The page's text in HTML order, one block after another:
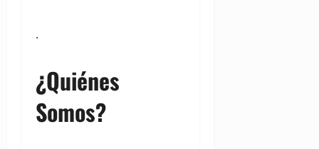
.
¿Quiénes
Somos?